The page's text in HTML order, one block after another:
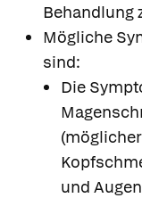
Behandlung
Mögliche
sind:
Die
und